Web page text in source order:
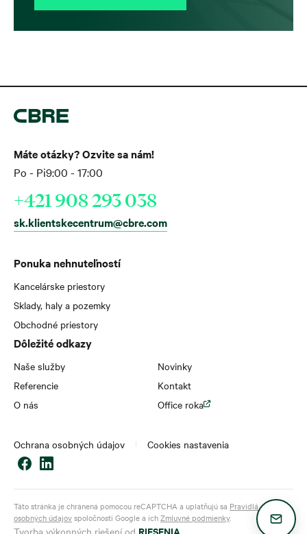
Ponuka nehnuteľností
Kancelárske priestory
Sklady, haly a pozemky
Obchodné priestory
Dôležité odkazy
Naše služby
Referencie
O nás
Novinky
Kontakt
Office roka
Máte otázky? Ozvite sa nám!
Po - Pi9:00 - 17:00
+421 908 293 038
sk.klientskecentrum@cbre.com
Ochrana osobných údajov Cookies nastavenia
Táto stránka je chránená pomocou reCAPTCHA a uplatňujú sa Pravidlá ochrany
osobných údajovspoločnosti Google a ichZmluvné podmienky.
Tvorba výkonných riešení od RIESENIA